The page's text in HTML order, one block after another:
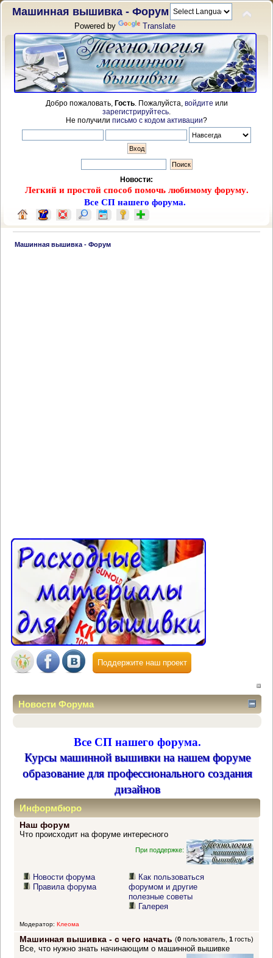
Машинная вышивка - Форум
Powered by Translate
Добро пожаловать, Гость. Пожалуйста, войдите или
зарегистрируйтесь
Не получили письмо с кодом активации?
Новости:
Легкий и простой способ помочь любимому форуму.
Все СП нашего форума.
Машинная вышивка - Форум
Поддержите наш проект
Новости Форума
Все СП нашего форума.
Курсы машинной вышивки на нашем форуме
образование для профессионального создания
дизайнов
Информбюро
Наш форум
Что происходит на форуме интересного
При поддержке:
Новости форума
Правила форума
Как пользоваться
форумом и другие
полезные советы
Галерея
Модератор: Клеома
Машинная вышивка - с чего начать (0 пользователь,1 гость)
Все, что нужно знать начинающим о машинной вышивке